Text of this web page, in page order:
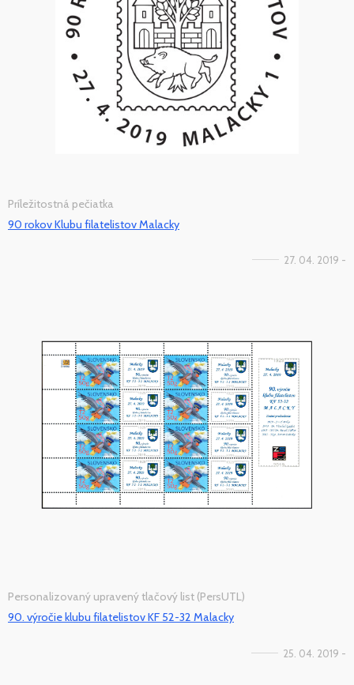
Príležitostná pečiatka
90 rokov Klubu filatelistov Malacky
27. 04. 2019 -
Personalizovaný upravený tlačový list (PersUTL)
90. výročie klubu filatelistov KF 52-32 Malacky
25. 04. 2019 -